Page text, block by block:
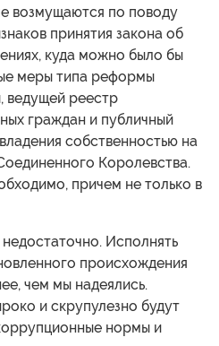
возмущаются по поводу
принятия закона об
куда можно было бы
меры типа реформы
ведущей реестр
граждан и публичный
собственностью на
Королевства.
причем не только в
Исполнять
происхождения
чем мы надеялись.
и скрупулезно будут
нормы и